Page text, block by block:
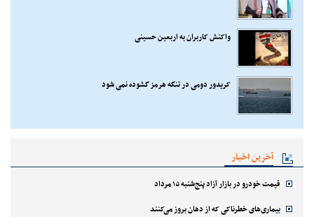
واکنش کاربران به اربعین حسینی
کریدور دومی در تنگه هرمز گشوده نمی شود
آخرین اخبار
قیمت خودرو در بازار آزاد پنج‌شنبه ۱۵ مرداد
بیماری‌های خطرناکی که از دهان بروز می‌کنند